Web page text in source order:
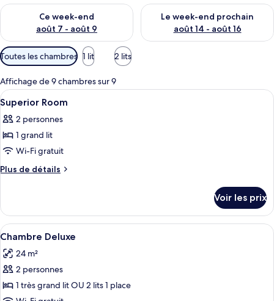
Ce week-end
août 7 - août 9
Vérifier la disponibilité pour ce week-end août 7 - août 9
Le week-end prochain
août 14 - août 16
Vérifier la disponibilité pour
Filtres
disponibles
pour
les
chambres
Toutes les chambres 1 lit 2 lits
Affichage de 9 chambres sur 9
Afficher
toutes
les
photos
pour
ce
chambre :
Superior
Room
Coffres-forts dans les chambres,
7
Superior Room
2 personnes
1 grand lit
Wi-Fi gratuit
Plus de détails
Plus
le
type
de
Superior
Room
Voir les prix
Afficher
toutes
les
photos
pour
Une chambre d’hôtel moderne,
3
Chambre Deluxe
24 m²
2 personnes
1 très grand lit OU 2 lits 1 place